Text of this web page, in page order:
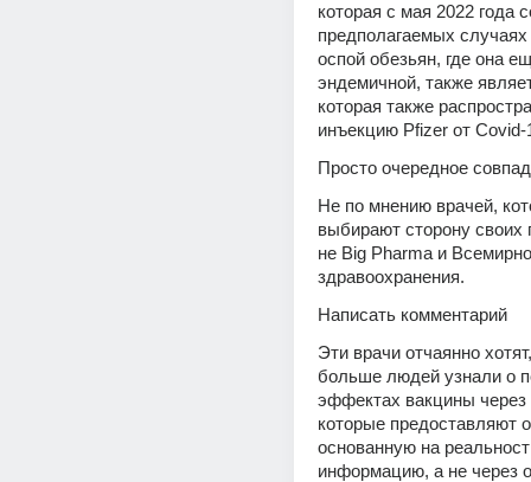
которая с мая 2022 года
предполагаемых
оспой обезьян, где она
эндемичной, также
которая также
инъекцию Pfizer от Covid-
Просто очередное
Не по мнению врачей,
выбирают сторону своих
не Big Pharma и
здравоохранения.
Написать комментарий
Эти врачи отчаянно
больше людей узнали о
эффектах вакцины
которые предоставляют
основанную на
информацию, а не через